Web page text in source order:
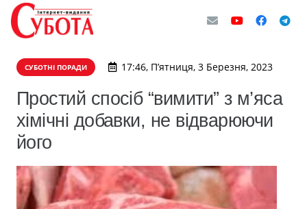
СУБОТНІ ПОРАДИ 17:46, П’ятниця, 3 Березня, 2023
Простий спосіб “вимити” з м’яса
хімічні добавки, не відварюючи
його